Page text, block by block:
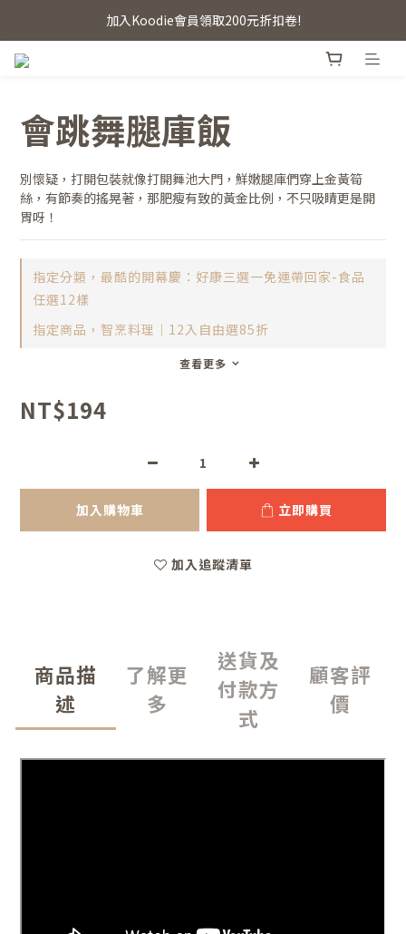
加入Koodie會員領取200元折扣卷!
會跳舞腿庫飯
別懷疑，打開包裝就像打開舞池大門，鮮嫩腿庫們穿上金黃筍
絲，有節奏的搖晃著，那肥瘦有致的黃金比例，不只吸睛更是開
胃呀！
指定分類，最酷的開幕慶：好康三選一免運帶回家-食品
任選12樣
指定商品，智烹料理｜12入自由選85折
查看更多
NT$194
加入購物車 立即購買
加入追蹤清單
商品描
述
了解更
多
送貨及
付款方
式
顧客評
價